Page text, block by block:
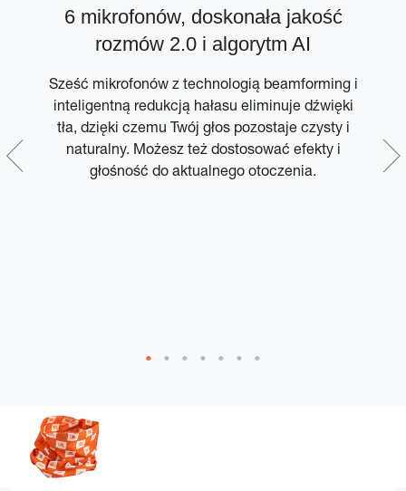
6 mikrofonów, doskonała jakość
rozmów 2.0 i algorytm AI
Sześć mikrofonów z technologią beamforming i
inteligentną redukcją hałasu eliminuje dźwięki
tła, dzięki czemu Twój głos pozostaje czysty i
naturalny. Możesz też dostosować efekty i
głośność do aktualnego otoczenia.